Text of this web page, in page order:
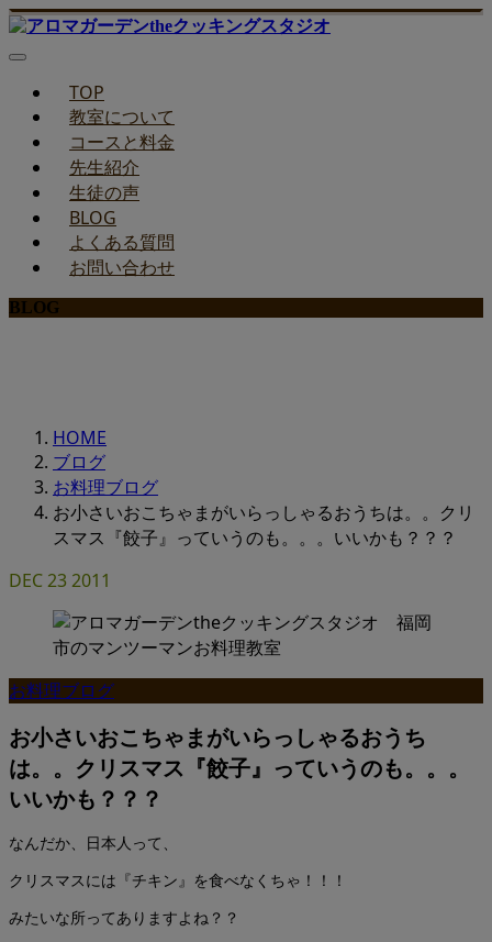
TOP
教室について
コースと料金
先生紹介
生徒の声
BLOG
よくある質問
お問い合わせ
BLOG
HOME
ブログ
お料理ブログ
お小さいおこちゃまがいらっしゃるおうちは。。クリ
スマス『餃子』っていうのも。。。いいかも？？？
DEC232011
お料理ブログ
お小さいおこちゃまがいらっしゃるおうち
は。。クリスマス『餃子』っていうのも。。。
いいかも？？？
なんだか、日本人って、
クリスマスには『チキン』を食べなくちゃ！！！
みたいな所ってありますよね？？